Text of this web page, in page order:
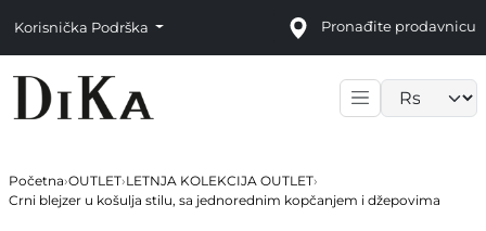
Korisnička Podrška Pronađite prodavnicu
Početna›OUTLET›LETNJA KOLEKCIJA OUTLET›
Crni blejzer u košulja stilu, sa jednorednim kopčanjem i džepovima